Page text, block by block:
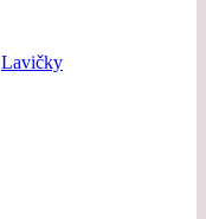
Lavičky